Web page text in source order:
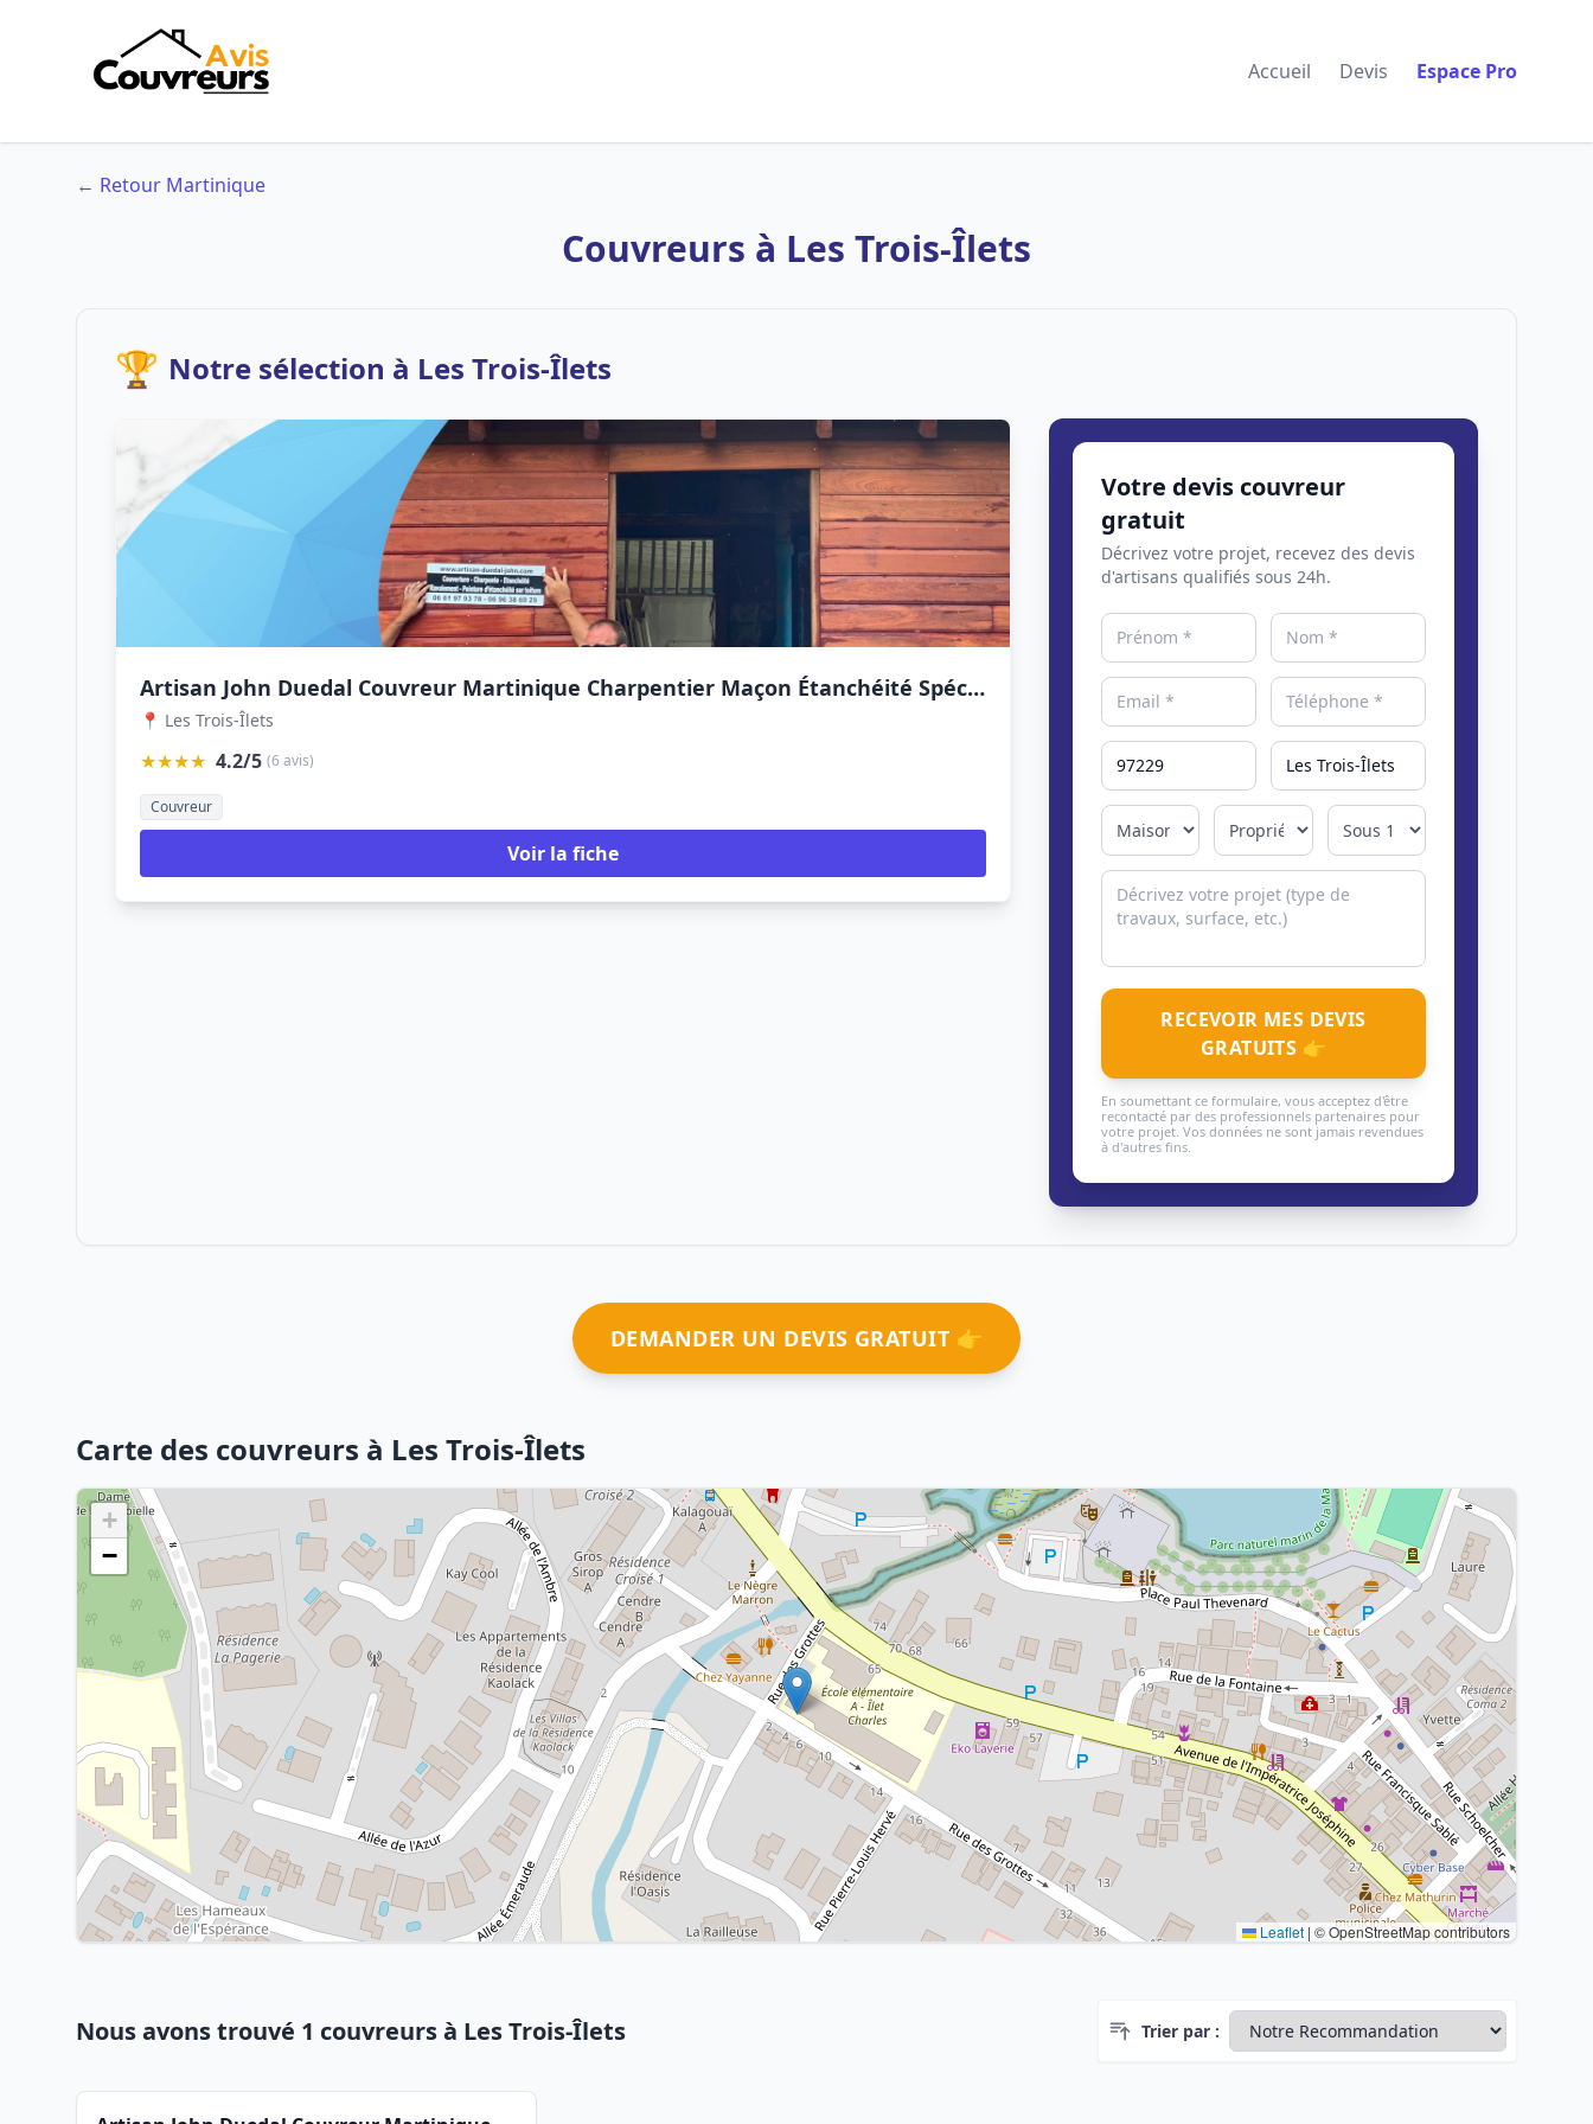
Accueil Devis Espace Pro
← Retour Martinique
Couvreurs à Les Trois-Îlets
🏆 Notre sélection à Les Trois-Îlets
Artisan John Duedal Couvreur Martinique Charpentier Maçon Étanchéité Spécialiste rénovation maison martiniquaise et créole
📍 Les Trois-Îlets
★★★★ 4.2/5 (6 avis)
Couvreur
Voir la fiche
Votre devis couvreur
gratuit
Décrivez votre projet, recevez des devis
d'artisans qualifiés sous 24h.
RECEVOIR MES DEVIS
GRATUITS 👉
En soumettant ce formulaire, vous acceptez d'être
recontacté par des professionnels partenaires pour
votre projet. Vos données ne sont jamais revendues
à d'autres fins.
DEMANDER UN DEVIS GRATUIT 👉
Carte des couvreurs à Les Trois-Îlets
+
−
Leaflet | © OpenStreetMap contributors
Nous avons trouvé 1 couvreurs à Les Trois-Îlets Trier par :